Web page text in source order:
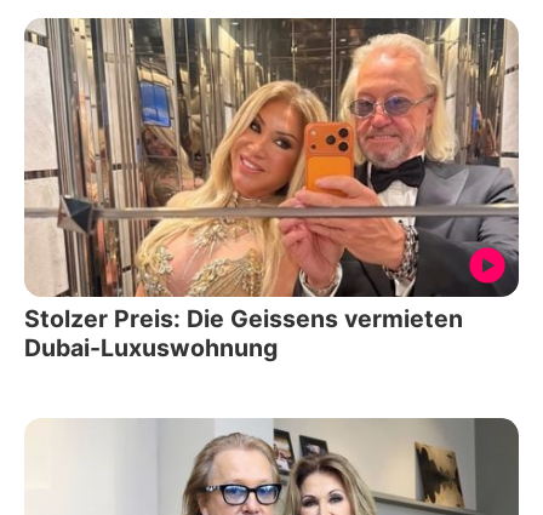
Stolzer Preis: Die Geissens vermieten
Dubai-Luxuswohnung